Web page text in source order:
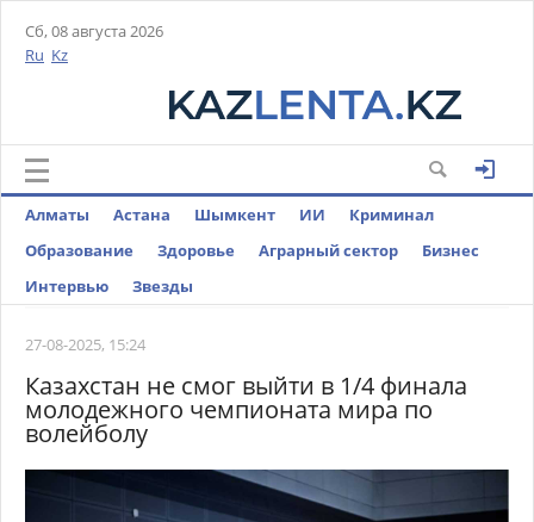
Сб, 08 августа 2026
Ru Kz
Алматы Астана Шымкент ИИ
Криминал
Образование
Здоровье Аграрный сектор
Бизнес
Интервью
Звезды
27-08-2025, 15:24
Казахстан не смог выйти в 1/4 финала
молодежного чемпионата мира по
волейболу